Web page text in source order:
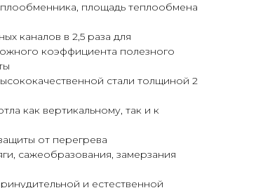
площадь теплообмена
каналов в 2,5 раза для
коэффициента полезного
стали толщиной 2
как вертикальному, так и к
от перегрева
сажеобразования, замерзания
и естественной